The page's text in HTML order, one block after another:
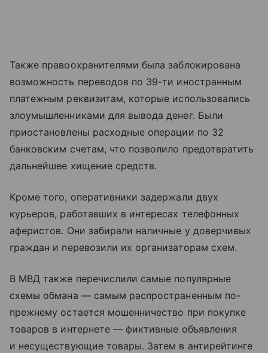
Также правоохранителями была заблокирована
возможность переводов по 39-ти иностранным
платежным реквизитам, которые использовались
злоумышленниками для вывода денег. Были
приостановлены расходные операции по 32
банковским счетам, что позволило предотвратить
дальнейшее хищение средств.
Кроме того, оперативники задержали двух
курьеров, работавших в интересах телефонных
аферистов. Они забирали наличные у доверчивых
граждан и перевозили их организаторам схем.
В МВД также перечислили самые популярные
схемы обмана — самым распространенным по-
прежнему остается мошенничество при покупке
товаров в интернете — фиктивные объявления
и несуществующие товары. Затем в антирейтинге